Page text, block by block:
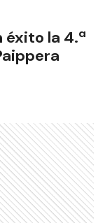
éxito la 4.ª